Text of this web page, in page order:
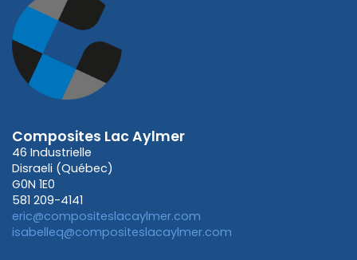
Composites Lac Aylmer
46 Industrielle
Disraeli (Québec)
G0N 1E0
581 209-4141
eric@compositeslacaylmer.com
isabelleq@compositeslacaylmer.com